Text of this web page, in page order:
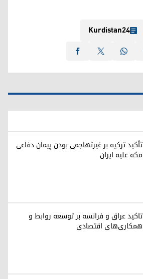
Kurdistan24
تأکید ترکیه بر غیرتهاجمی بودن پیمان دفاعی
مکه علیه ایران
تاکید عراق و فرانسه بر توسعه روابط و
همکاری‌های اقتصادی